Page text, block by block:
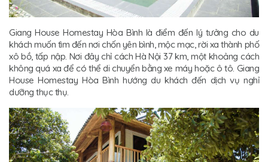
Giang House Homestay Hòa Bình là điểm đến lý tưởng cho du
khách muốn tìm đến nơi chốn yên bình, mộc mạc, rời xa thành phố
xô bồ, tấp nập. Nơi đây chỉ cách Hà Nội 37 km, một khoảng cách
không quá xa để có thể di chuyển bằng xe máy hoặc ô tô. Giang
House Homestay Hòa Bình hướng du khách đến dịch vụ nghỉ
dưỡng thục thụ.